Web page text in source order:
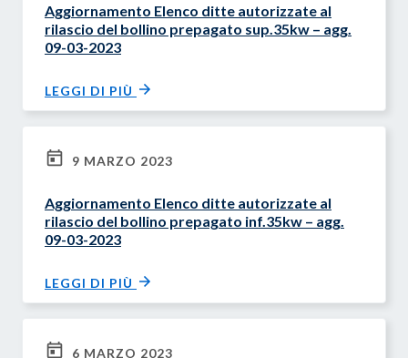
Aggiornamento Elenco ditte autorizzate al
rilascio del bollino prepagato sup.35kw – agg.
09-03-2023
LEGGI DI PIÙ
9 MARZO 2023
Aggiornamento Elenco ditte autorizzate al
rilascio del bollino prepagato inf.35kw – agg.
09-03-2023
LEGGI DI PIÙ
6 MARZO 2023